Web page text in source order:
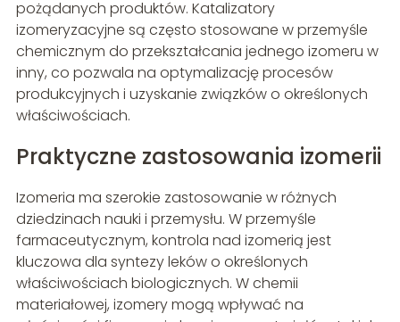
pożądanych produktów. Katalizatory
izomeryzacyjne są często stosowane w przemyśle
chemicznym do przekształcania jednego izomeru w
inny, co pozwala na optymalizację procesów
produkcyjnych i uzyskanie związków o określonych
właściwościach.
Praktyczne zastosowania izomerii
Izomeria ma szerokie zastosowanie w różnych
dziedzinach nauki i przemysłu. W przemyśle
farmaceutycznym, kontrola nad izomerią jest
kluczowa dla syntezy leków o określonych
właściwościach biologicznych. W chemii
materiałowej, izomery mogą wpływać na